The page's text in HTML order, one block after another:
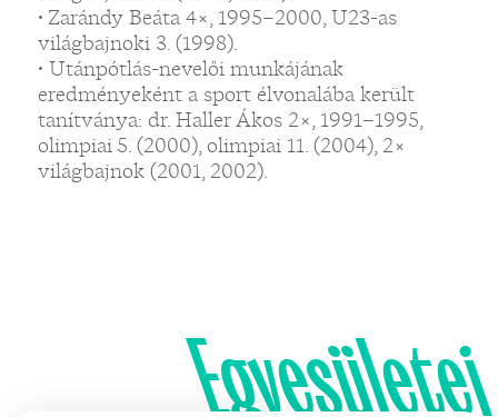
• Zarándy Beáta 4×, 1995–2000, U23-as
világbajnoki 3. (1998).
• Utánpótlás-nevelői munkájának
eredményeként a sport élvonalába került
tanítványa: dr. Haller Ákos 2×, 1991–1995,
olimpiai 5. (2000), olimpiai 11. (2004), 2×
világbajnok (2001, 2002).
Egyesületei